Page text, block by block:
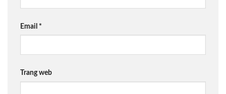
Email *
Trang web